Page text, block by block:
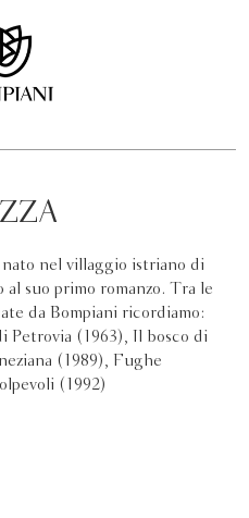
nato nel villaggio istriano di
suo primo romanzo. Tra le
da Bompiani ricordiamo:
Petrovia (1963), Il bosco di
(1989), Fughe
(1992)